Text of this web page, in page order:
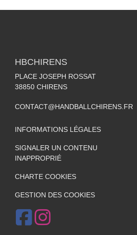
HBCHIRENS
PLACE JOSEPH ROSSAT
38850 CHIRENS
CONTACT@HANDBALLCHIRENS.FR
INFORMATIONS LÉGALES
SIGNALER UN CONTENU
INAPPROPRIÉ
CHARTE COOKIES
GESTION DES COOKIES